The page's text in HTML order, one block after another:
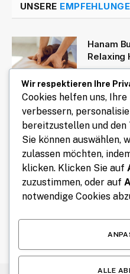
UNSERE
Hanam
Relaxing
Mit
bequem
August 7,
Free
Students
Wir respektieren Ihre
Cookies helfen uns,
verbessern,
bereitzustellen und
Sie können auswählen,
zulassen möchten,
klicken. Klicken Sie auf
zuzustimmen, oder auf
notwendige Cookies
ALLE